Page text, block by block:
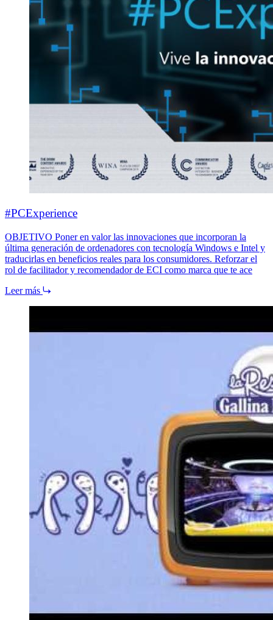
#PCExperience
OBJETIVO Poner en valor las innovaciones que incorporan la
última generación de ordenadores con tecnología Windows e Intel y
traducirlas en beneficios reales para los consumidores. Reforzar el
rol de facilitador y recomendador de ECI como marca que te ace
Leer más